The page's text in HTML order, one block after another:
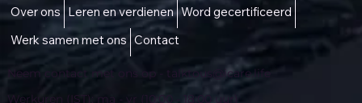
Neem contact met ons op - talktous@icare.life
Over ons Leren en verdienen Word gecertificeerd
Werk samen met ons Contact
Werkuren (IST): ma - vr (10:00 - 18:00 uur)